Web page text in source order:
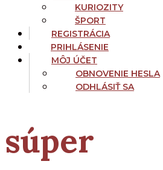
KURIOZITY
ŠPORT
REGISTRÁCIA
PRIHLÁSENIE
MÔJ ÚČET
OBNOVENIE HESLA
ODHLÁSIŤ SA
súper